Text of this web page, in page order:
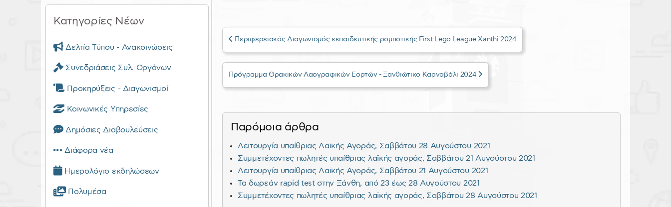
Περιφερειακός Διαγωνισμός εκπαιδευτικής ρομποτικής First Lego League Xanthi 2024
Πρόγραμμα Θρακικών Λαογραφικών Εορτών - Ξανθιώτικο Καρναβάλι 2024
Παρόμοια άρθρα
Λειτουργία υπαίθριας Λαϊκής Αγοράς, Σαββάτου 28 Αυγούστου 2021
Συμμετέχοντες πωλητές υπαίθριας λαϊκής αγοράς, Σαββάτου 21 Αυγούστου 2021
Λειτουργία υπαίθριας Λαϊκής Αγοράς, Σαββάτου 21 Αυγούστου 2021
Τα δωρεάν rapid test στην Ξάνθη, από 23 έως 28 Αυγούστου 2021
Συμμετέχοντες πωλητές υπαίθριας λαϊκής αγοράς, Σαββάτου 28 Αυγούστου 2021
Κατηγορίες Νέων
Δελτία Τύπου - Ανακοινώσεις
Συνεδριάσεις Συλ. Οργάνων
Προκηρύξεις - Διαγωνισμοί
Κοινωνικές Υπηρεσίες
Δημόσιες Διαβουλεύσεις
Διάφορα νέα
Ημερολόγιο εκδηλώσεων
Πολυμέσα